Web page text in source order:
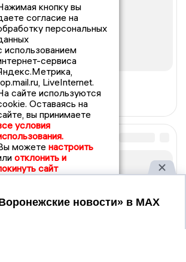
кнопку вы
согласие на
персональных
использованием
сервиса
LiveInternet.
сайте используются
Оставаясь на
вы принимаете
условия
можете настроить
отклонить и
сайт
Принять